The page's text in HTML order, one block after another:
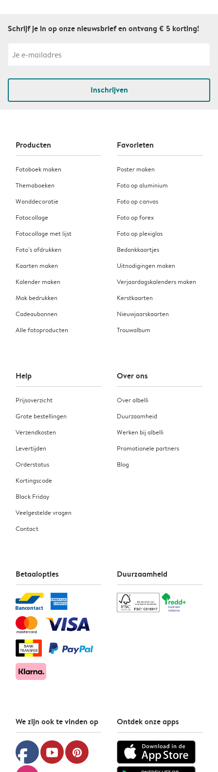
Schrijf je in op onze nieuwsbrief en ontvang € 5 korting!
Inschrijven
Producten
Fotoboek maken
Themaboeken
Wanddecoratie
Fotocollage
Fotocollage met lijst
Foto’s afdrukken
Kaarten maken
Kalender maken
Mok bedrukken
Cadeaubonnen
Alle fotoproducten
Favorieten
Poster maken
Foto op aluminium
Foto op canvas
Foto op forex
Foto op plexiglas
Bedankkaartjes
Uitnodigingen maken
Verjaardagskalenders maken
Kerstkaarten
Nieuwjaarskaarten
Trouwalbum
Help
Prijsoverzicht
Grote bestellingen
Verzendkosten
Levertijden
Orderstatus
Kortingscode
Black Friday
Veelgestelde vragen
Contact
Over ons
Over albelli
Duurzaamheid
Werken bij albelli
Promotionele partners
Blog
Betaalopties Duurzaamheid
We zijn ook te vinden op
facebook youtube pinterest
Ontdek onze apps